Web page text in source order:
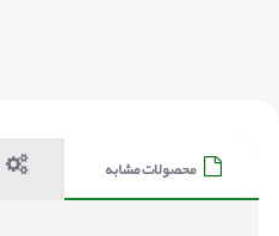
محصولات مشابه